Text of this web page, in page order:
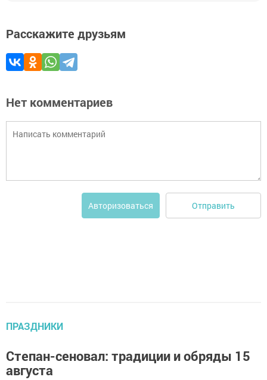
Расскажите друзьям
Нет комментариев
Авторизоваться Отправить
ПРАЗДНИКИ
Степан-сеновал: традиции и обряды 15
августа